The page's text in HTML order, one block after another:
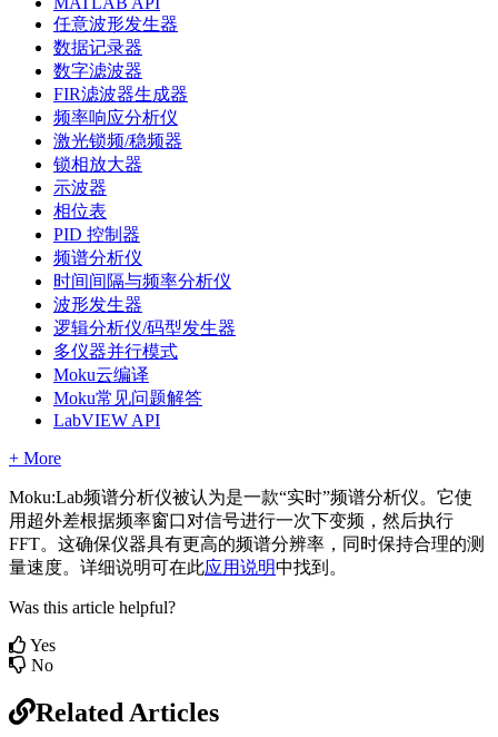
任意波形发生器
数据记录器
数字滤波器
FIR滤波器生成器
频率响应分析仪
激光锁频/稳频器
锁相放大器
示波器
相位表
PID 控制器
频谱分析仪
时间间隔与频率分析仪
波形发生器
逻辑分析仪/码型发生器
多仪器并行模式
Moku云编译
Moku常见问题解答
LabVIEW API
+ More
Moku:Lab频谱分析仪被认为是一款“实时”频谱分析仪。它使
用超外差根据频率窗口对信号进行一次下变频，然后执行
FFT。这确保仪器具有更高的频谱分辨率，同时保持合理的测
量速度。详细说明可在此应用说明中找到。
Was this article helpful?
Yes
No
Related Articles